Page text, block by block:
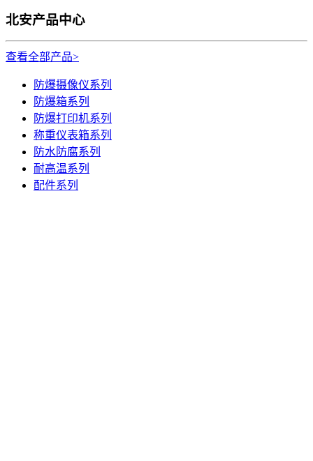
北安产品中心
查看全部产品>
防爆摄像仪系列
防爆箱系列
防爆打印机系列
称重仪表箱系列
防水防腐系列
耐高温系列
配件系列